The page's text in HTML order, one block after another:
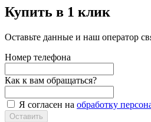
Перейти на сайт
ОБИ
Санкт-Петербург, Космонавтов пр., 14
тел. тел.: (812) 332-88-00
Время работы: Пн - Вс: 8:00 - 24:00
Перейти на сайт
ОБИ
Санкт-Петербург, Пулковское шоссе,
Купить в 1 клик
Оставьте данные и наш оператор
Номер телефона
Как к вам обращаться?
Я согласен на обработку
Оставить